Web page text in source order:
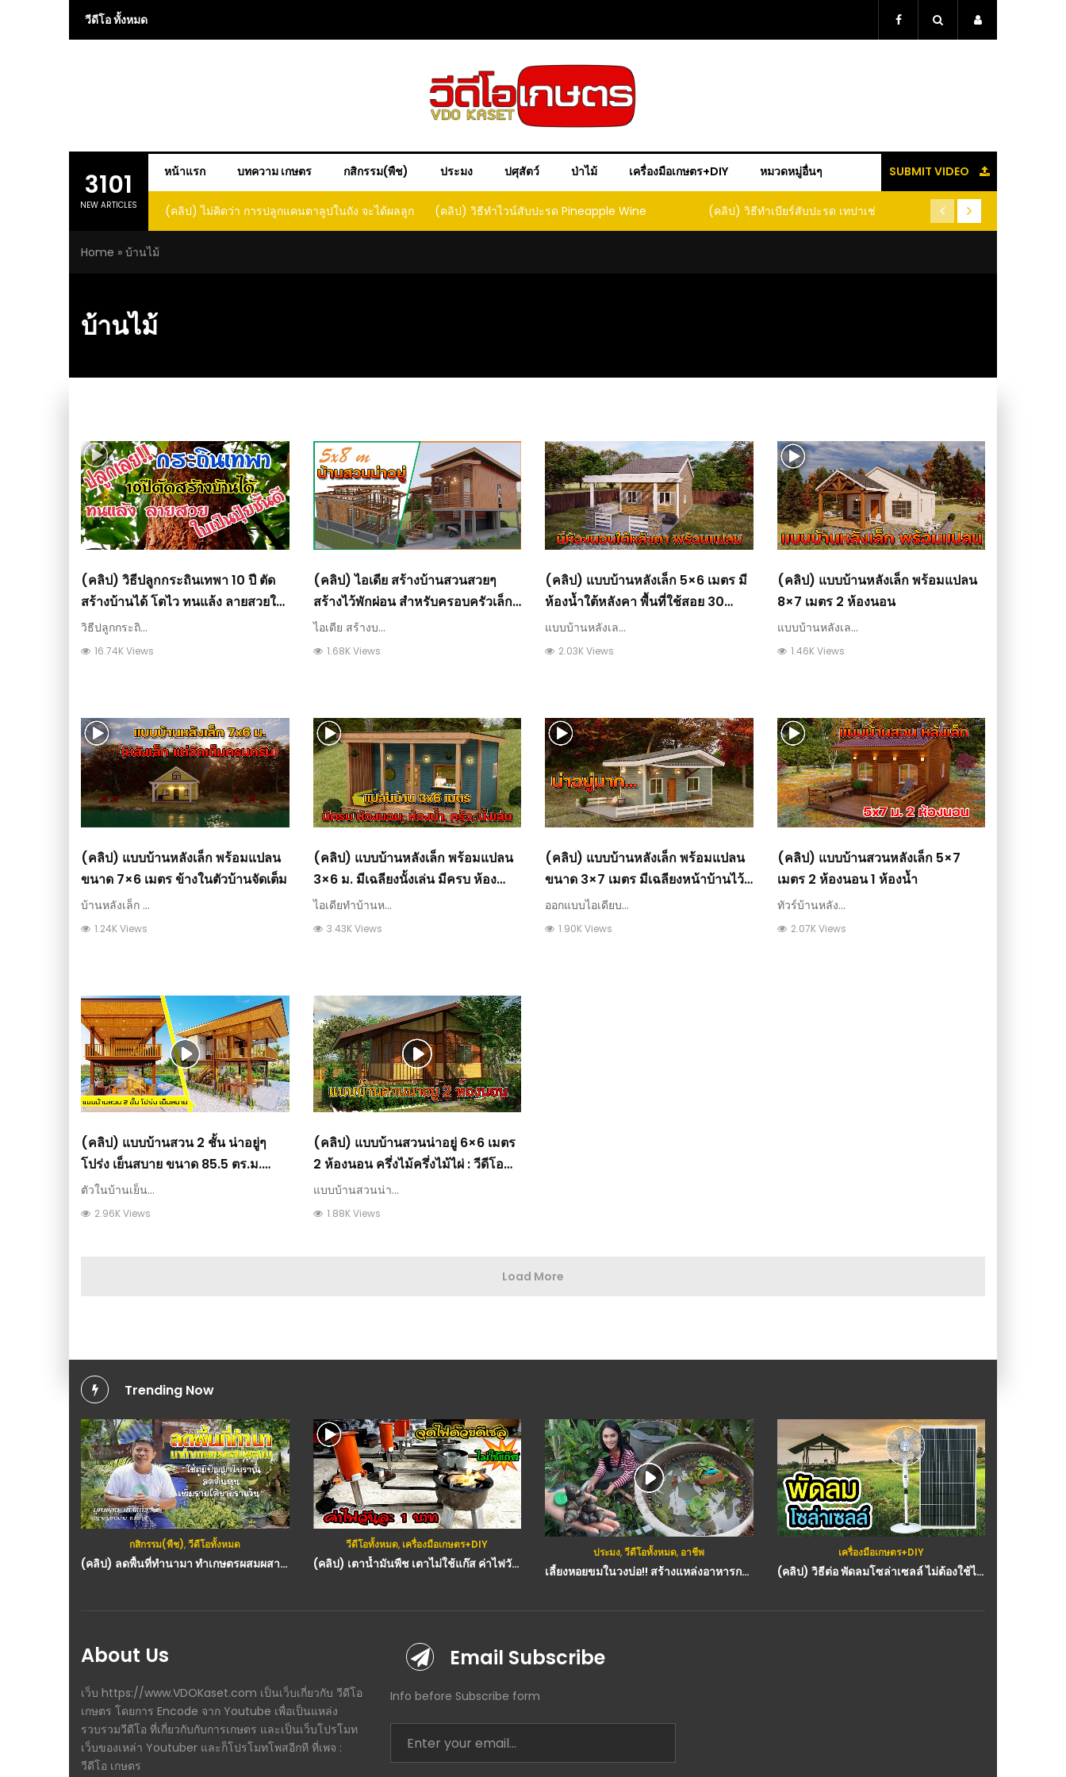
วีดีโอ ทั้งหมด
3101
NEW ARTICLES
หน้าแรก บทความ เกษตร กสิกรรม(พืช) ประมง ปศุสัตว์ ป่าไม้ เครื่องมือเกษตร+DIY หมวดหมู่อื่นๆ SUBMIT VIDEO
(คลิป) ไม่คิดว่า การปลูกแคนตาลูปในถัง จะได้ผลลูก
โตและหวานขนาดนี้ I didn’t expect that
growing cantaloupe in a barrel would yield
(คลิป) วิธีทำไวน์สับปะรด Pineapple Wine (คลิป) วิธีทำเบียร์สับปะรด เทปาเช่
(คลิป) รู้แล้วจะหนาว!! หัวเดียว สูตรกำจัดเพลี้ย มด
หนอนแมลง หนีกระเจิงทั้งสวน ลองทำดูสิ
Home » บ้านไม้
บ้านไม้
(คลิป) วิธีปลูกกระถินเทพา 10 ปี ตัด
สร้างบ้านได้ โตไว ทนแล้ง ลายสวย​ใบ
เป็นปุ๋ยชั้นดี
วิธีปลูกกระถิ...
16.74K Views
(คลิป) ไอเดีย สร้างบ้านสวนสวยๆ
สร้างไว้พักผ่อน สำหรับครอบครัวเล็กๆ
ขนาด 5×8 เมตร
ไอเดีย สร้างบ...
1.68K Views
(คลิป) แบบบ้านหลังเล็ก 5×6 เมตร มี
ห้องน้ำใต้หลังคา พื้นที่ใช้สอย 30
ตร.ม.
แบบบ้านหลังเล...
2.03K Views
(คลิป) แบบบ้านหลังเล็ก พร้อมแปลน
8×7 เมตร 2 ห้องนอน
แบบบ้านหลังเล...
1.46K Views
(คลิป) แบบบ้านหลังเล็ก พร้อมแปลน
ขนาด 7×6 เมตร ข้างในตัวบ้านจัดเต็ม
บ้านหลังเล็ก ...
1.24K Views
(คลิป) แบบบ้านหลังเล็ก พร้อมแปลน
3×6 ม. มีเฉลียงนั้งเล่น มีครบ ห้อง
นอน ห้องน้ำ ห้องครัว ห้องนั้งเล่น
ไอเดียทำบ้านห...
3.43K Views
(คลิป) แบบบ้านหลังเล็ก พร้อมแปลน
ขนาด 3×7 เมตร มีเฉลียงหน้าบ้านไว้
พักผ่อน : บ้าน
ออกแบบไอเดียบ...
1.90K Views
(คลิป) แบบบ้านสวนหลังเล็ก 5×7
เมตร 2 ห้องนอน 1 ห้องน้ำ
ทัวร์บ้านหลัง...
2.07K Views
(คลิป) แบบบ้านสวน 2 ชั้น น่าอยู่ๆ
โปร่ง เย็นสบาย ขนาด 85.5 ตร.ม.
กว้าง 10×4.5 ม. : แบบบ้าน
ตัวในบ้านเย็น...
2.96K Views
(คลิป) แบบบ้านสวนน่าอยู่ 6×6 เมตร
2 ห้องนอน ครึ่งไม้ครึ่งไม้ไผ่ : วีดีโอ
เกษตร
แบบบ้านสวนน่า...
1.88K Views
Load More
Trending Now
กสิกรรม(พืช),วีดีโอทั้งหมด
(คลิป) ลดพื้นที่ทำนามา ทำเกษตรผสมผสาน “ใช้ภูมิปัญญาโบราณ ลดต้นทุนเพิ่มรายได้ ขายรายวัน”
วีดีโอทั้งหมด,เครื่องมือเกษตร+DIY
(คลิป) เตาน้ำมันพืช เตาไม่ใช้แก๊ส ค่าไฟวันละ1บาท ทดลองจุดไฟด้วยน้ำมันดีเซล
วีดีโอทั้งหมด,อาชีพ
เลี้ยงหอยขมในวงบ่อ!! สร้างแหล่งอาหารการจัดการง่ายใช้พื้นที่น้อย : วีดีโอ เกษตร
เครื่องมือเกษตร+DIY
(คลิป) วิธีต่อ พัดลมโซล่าเซลล์ ไม่ต้องใช้ไฟ ใช้พลังงานจากแสงอาทิตย์ By พี่หมีโซล่าเซลล์ : วีดีโอ เกษตร
About Us
เว็บ https://www.VDOKaset.com เป็นเว็บเกี่ยวกับ วีดีโอ
เกษตร โดยการ Encode จาก Youtube เพื่อเป็นแหล่ง
รวบรวมวีดีโอ ที่เกี่ยวกับกับการเกษตร และเป็นเว็บโปรโมท
เว็บของเหล่า Youtuber และก็โปรโมทโพสอีกที ที่เพจ :
วีดีโอ เกษตร
Email Subscribe
Info before Subscribe form